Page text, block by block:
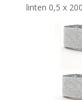
linten 0,5 x